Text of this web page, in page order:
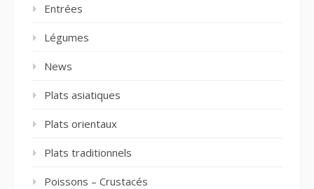
Entrées
Légumes
News
Plats asiatiques
Plats orientaux
Plats traditionnels
Poissons – Crustacés